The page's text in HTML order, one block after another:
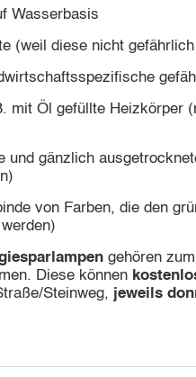
Wasserbasis
(weil diese nicht
mit Öl gefüllte Heizkörper
und gänzlich
von Farben, die den
gehören zum
Diese können
Steinweg, jeweils